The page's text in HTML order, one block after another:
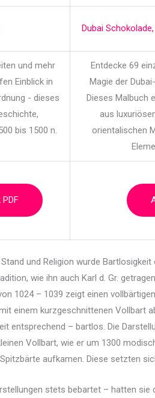
Dubai
und mehr
Einblick in
- dieses
bis 1500 n.
Entdecke 69
Magie der
Dieses Malbuch
aus
orientalischen
und Religion wurde
wie ihn auch Karl d. Gr.
1024 – 1039 zeigt einen
einem kurzgeschnittenen Vollbart
entsprechend – bartlos. Die
Vollbart, wie er um 1300
aufkamen. Diese setzten
stets bebartet – hatten